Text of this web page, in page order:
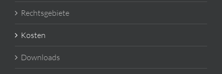
Rechtsgebiete
Kosten
Downloads